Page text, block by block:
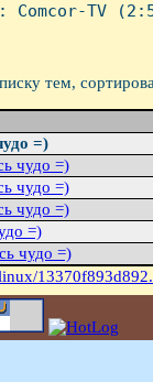
Comcor-TV
тем,
=)
чудо =)
чудо =)
чудо =)
=)
чудо =)